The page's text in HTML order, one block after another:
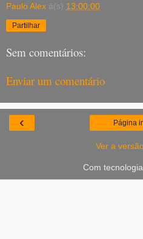
Paulo Alex à(s) 13:00:00
Partilhar
Sem comentários:
Enviar um comentário
‹ Página
Ver a
Com